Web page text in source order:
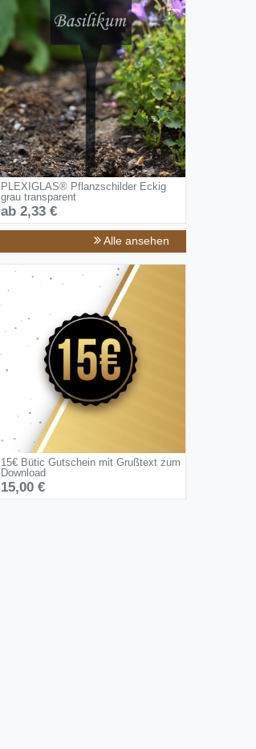
PLEXIGLAS® Pflanzschilder Eckig
grau transparent
ab 2,33 €
Alle ansehen
15€ Bütic Gutschein mit Grußtext zum
Download
15,00 €